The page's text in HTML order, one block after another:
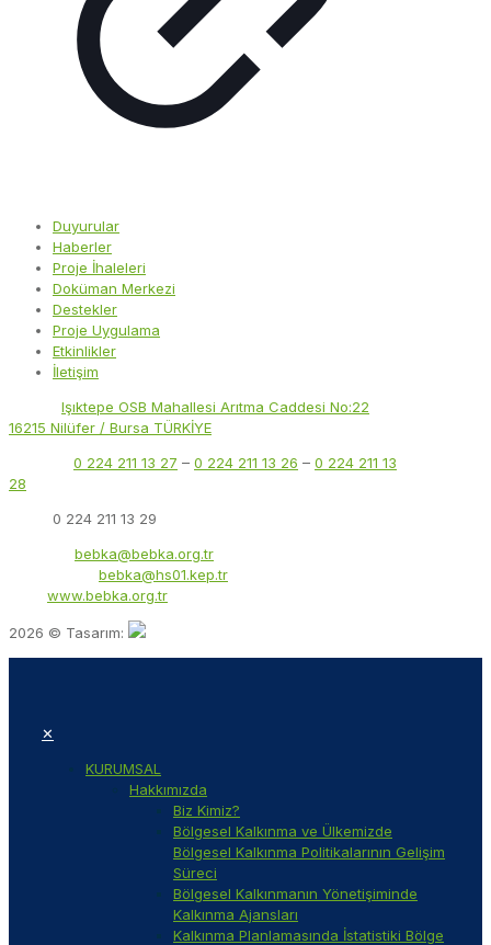
Duyurular
Haberler
Proje İhaleleri
Doküman Merkezi
Destekler
Proje Uygulama
Etkinlikler
İletişim
Işıktepe OSB Mahallesi Arıtma Caddesi No:22
16215 Nilüfer / Bursa TÜRKİYE
0 224 211 13 27 – 0 224 211 13 26 – 0 224 211 13
28
0 224 211 13 29
bebka@bebka.org.tr
bebka@hs01.kep.tr
www.bebka.org.tr
2026 © Tasarım:
✕
KURUMSAL
Hakkımızda
Biz Kimiz?
Bölgesel Kalkınma ve Ülkemizde
Bölgesel Kalkınma Politikalarının Gelişim
Süreci
Bölgesel Kalkınmanın Yönetişiminde
Kalkınma Ajansları
Kalkınma Planlamasında İstatistiki Bölge